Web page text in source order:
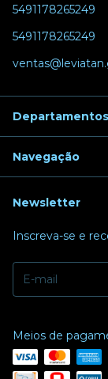
5491178265249
5491178265249
Departamentos
Navegação
Newsletter
Inscreva-se e
Meios de